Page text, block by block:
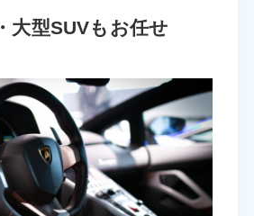
大型SUVもお任せ